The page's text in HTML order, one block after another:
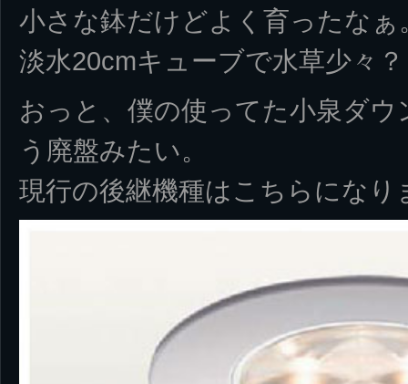
小さな鉢だけどよく育ったなぁ
淡水20cmキューブで水草少々
おっと、僕の使ってた小泉ダ
う廃盤みたい。
現行の後継機種はこちらになり